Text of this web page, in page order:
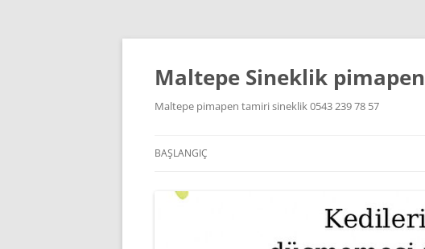
Maltepe Sineklik pimapen
Maltepe pimapen tamiri sineklik 0543 239 78 57
BAŞLANGIÇ